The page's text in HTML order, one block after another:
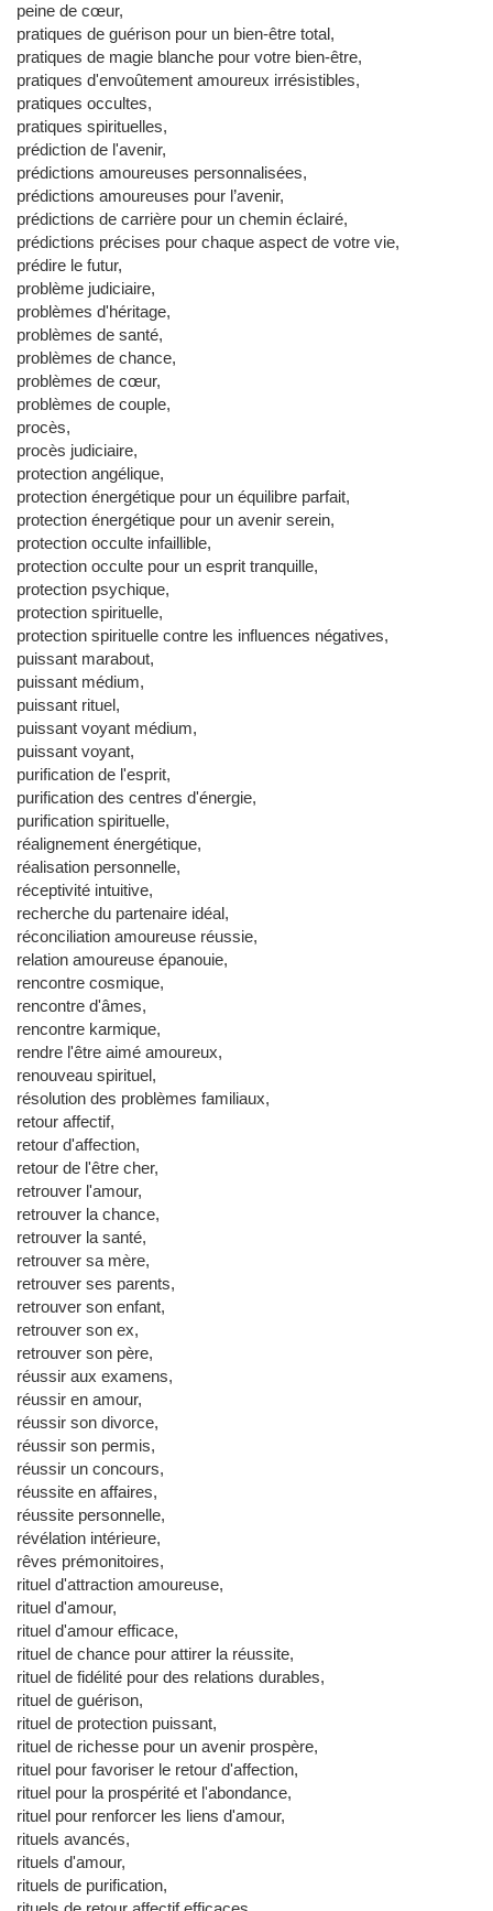
peine de cœur,
pratiques de guérison pour un bien-être total,
pratiques de magie blanche pour votre bien-être,
pratiques d'envoûtement amoureux irrésistibles,
pratiques occultes,
pratiques spirituelles,
prédiction de l'avenir,
prédictions amoureuses personnalisées,
prédictions amoureuses pour l’avenir,
prédictions de carrière pour un chemin éclairé,
prédictions précises pour chaque aspect de votre vie,
prédire le futur,
problème judiciaire,
problèmes d'héritage,
problèmes de santé,
problèmes de chance,
problèmes de cœur,
problèmes de couple,
procès,
procès judiciaire,
protection angélique,
protection énergétique pour un équilibre parfait,
protection énergétique pour un avenir serein,
protection occulte infaillible,
protection occulte pour un esprit tranquille,
protection psychique,
protection spirituelle,
protection spirituelle contre les influences négatives,
puissant marabout,
puissant médium,
puissant rituel,
puissant voyant médium,
puissant voyant,
purification de l'esprit,
purification des centres d'énergie,
purification spirituelle,
réalignement énergétique,
réalisation personnelle,
réceptivité intuitive,
recherche du partenaire idéal,
réconciliation amoureuse réussie,
relation amoureuse épanouie,
rencontre cosmique,
rencontre d'âmes,
rencontre karmique,
rendre l'être aimé amoureux,
renouveau spirituel,
résolution des problèmes familiaux,
retour affectif,
retour d'affection,
retour de l'être cher,
retrouver l'amour,
retrouver la chance,
retrouver la santé,
retrouver sa mère,
retrouver ses parents,
retrouver son enfant,
retrouver son ex,
retrouver son père,
réussir aux examens,
réussir en amour,
réussir son divorce,
réussir son permis,
réussir un concours,
réussite en affaires,
réussite personnelle,
révélation intérieure,
rêves prémonitoires,
rituel d'attraction amoureuse,
rituel d'amour,
rituel d'amour efficace,
rituel de chance pour attirer la réussite,
rituel de fidélité pour des relations durables,
rituel de guérison,
rituel de protection puissant,
rituel de richesse pour un avenir prospère,
rituel pour favoriser le retour d'affection,
rituel pour la prospérité et l'abondance,
rituel pour renforcer les liens d'amour,
rituels avancés,
rituels d'amour,
rituels de purification,